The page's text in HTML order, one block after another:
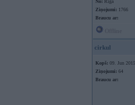
No: Rīga
Ziņojumi: 1766
Braucu ar:
cirkul
Kopš: 09. Jun 2015
Ziņojumi: 64
Braucu ar: